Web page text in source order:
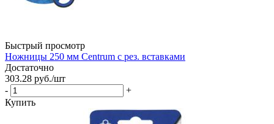
Быстрый просмотр
Ножницы 250 мм Centrum с рез. вставками
Достаточно
303.28 руб./шт
-
+
Купить